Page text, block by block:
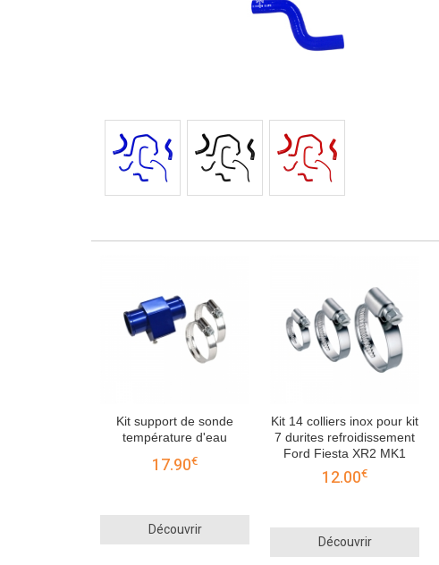
Kit support de sonde
température d'eau
17.90€
Découvrir
Kit 14 colliers inox pour kit
7 durites refroidissement
Ford Fiesta XR2 MK1
12.00€
Découvrir